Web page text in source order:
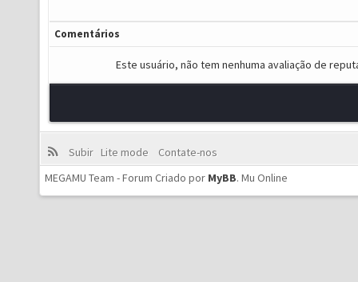
Comentários
Este usuário, não tem nenhuma avaliação de
Subir Lite mode
Contate-nos
MEGAMU Team - Forum Criado por MyBB. Mu Online